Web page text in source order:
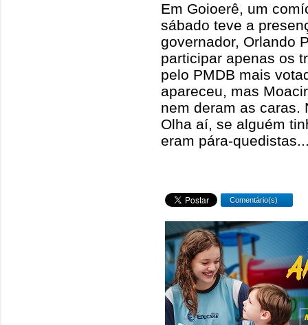
Em Goioerê, um
sábado teve a
governador, Orlando
participar apenas os
pelo PMDB mais
apareceu, mas
nem deram as caras.
Olha aí, se alguém
eram pára-
Comentário(s)